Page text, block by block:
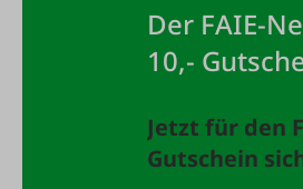
Der FAIE-
10,-
Jetzt für den
Gutschein